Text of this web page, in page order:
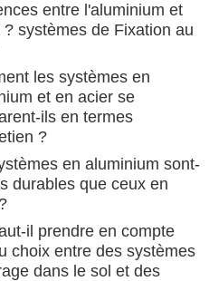
entre l'aluminium et
? systèmes de Fixation au
les systèmes en
et en acier se
ils en termes
?
en aluminium sont-
durables que ceux en
il prendre en compte
choix entre des systèmes
dans le sol et des